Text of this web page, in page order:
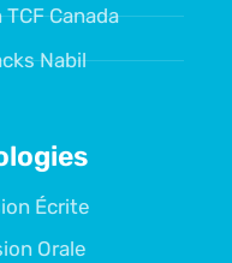
Canada
Nabil
Écrite
Orale